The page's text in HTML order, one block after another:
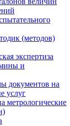
(методов)
экспертиза
и
документов на
услуг
метрологические